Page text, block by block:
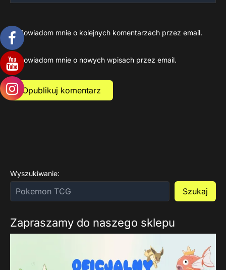
Powiadom mnie o kolejnych komentarzach przez email.
Powiadom mnie o nowych wpisach przez email.
Wyszukiwanie:
Szukaj
Zapraszamy do naszego sklepu